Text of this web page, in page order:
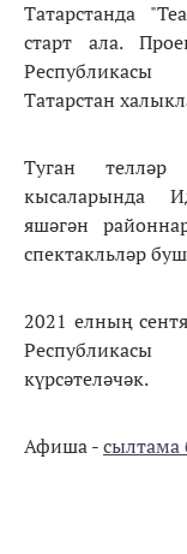
Татарстанда
старт ала.
Татарстан
Туган
кысаларында
яшәгән
спектакльләр
2021 елның
күрсәтеләчәк.
Афиша -сылтама